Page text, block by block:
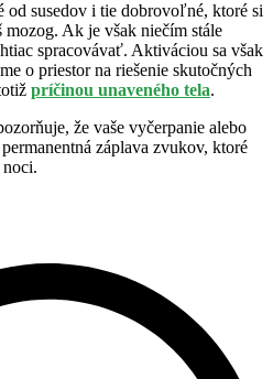
susedov i tie dobrovoľné, ktoré si
Ak je však niečím stále
spracovávať. Aktiváciou sa však
o priestor na riešenie skutočných
príčinou unaveného tela.
že vaše vyčerpanie alebo
záplava zvukov, ktoré
noci.